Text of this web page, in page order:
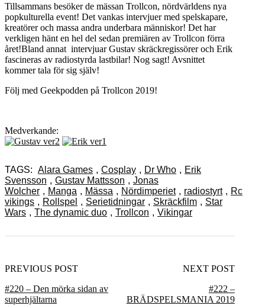
Tillsammans besöker de mässan Trollcon, nördvärldens nya
popkulturella event! Det vankas intervjuer med spelskapare,
kreatörer och massa andra underbara människor! Det har
verkligen hänt en hel del sedan premiären av Trollcon förra
året!Bland annat intervjuar Gustav skräckregissörer och Erik
fascineras av radiostyrda lastbilar! Nog sagt! Avsnittet
kommer tala för sig själv!
Följ med Geekpodden på Trollcon 2019!
Medverkande:
TAGS: Alara Games , Cosplay , Dr Who , Erik
Svensson , Gustav Mattsson , Jonas
Wolcher , Manga , Mässa , Nördimperiet , radiostyrt , Rc
vikings , Rollspel , Serietidningar , Skräckfilm , Star
Wars , The dynamic duo , Trollcon , Vikingar
PREVIOUS POST
#220 – Den mörka sidan av
superhjältarna
NEXT POST
#222 –
BRÄDSPELSMANIA 2019